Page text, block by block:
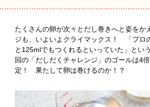
たくさんの卵が次々とだし巻きへと姿をか
ジも、いよいよクライマックス！ 「プロ
と125mlでもつくれるといっていた」とい
回の「だしだくチャレンジ」のゴールは4
定！ 果たして卵は巻けるのか！？